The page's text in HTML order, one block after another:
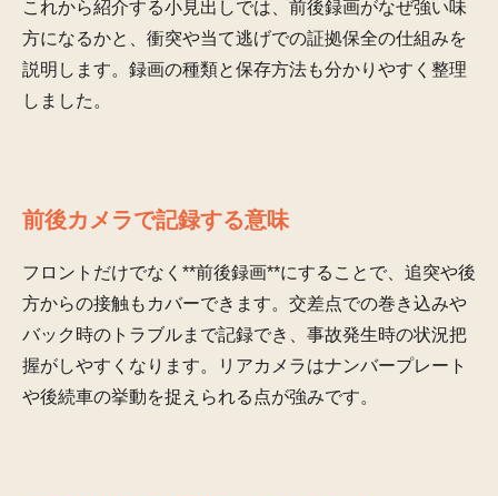
これから紹介する小見出しでは、前後録画がなぜ強い味
方になるかと、衝突や当て逃げでの証拠保全の仕組みを
説明します。録画の種類と保存方法も分かりやすく整理
しました。
前後カメラで記録する意味
フロントだけでなく**前後録画**にすることで、追突や後
方からの接触もカバーできます。交差点での巻き込みや
バック時のトラブルまで記録でき、事故発生時の状況把
握がしやすくなります。リアカメラはナンバープレート
や後続車の挙動を捉えられる点が強みです。